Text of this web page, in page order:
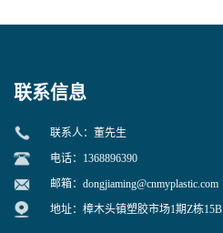
联系信息
联系人：董先生
电话：1368896390
邮箱： dongjiaming@cnmyplastic.com
地址：樟木头镇塑胶市场1期Z栋15B